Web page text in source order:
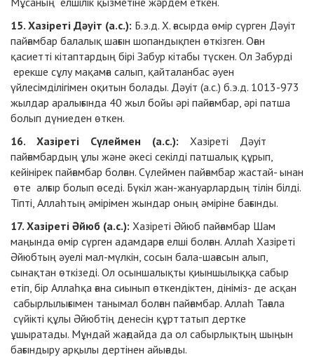
15. Хазіреті Дәуіт (а.с.): Б.э.д. Х. ғасырда өмір сүрген Дәуіт
пайғамбар балалық шағын шопандықпен өткізген. Оған
қасиетті кітаптардың бірі Забур кітабы түскен. Ол Забурді
ерекше сұлу мақамға салып, қайталанбас әуен
үйлесімділігімен оқитын болады. Дәуіт (а.с.) б.э.д. 1013-973
жылдар аралығында 40 жыл бойы әрі пайғамбар, әрі патша
болып дүниеден өткен.
16. Хазіреті Сүлеймен (а.с.): Хазіреті Дәуіт
пайғамбардың ұлы және әкесі секілді патшалық құрып,
кейінірек пайғамбар болған. Сүлеймен пайғамбар жастай- ынан
өте алғыр болып өседі. Бүкіл жан-жануарлардың тілін білді.
Тіпті, Аллаһтың әмірімен жындар оның әміріне бағынды.
17. Хазіреті Әйюб (а.с.): Хазіреті Әйюб пайғамбар Шам
маңында өмір сүрген адамдарға елші болған. Аллаһ Хазіреті
Әйюбтың әуелі мал-мүлкін, сосын бала-шағасын алып,
сынақтан өткізеді. Ол осыншалықты қиыншылыққа сабыр
етіп, бір Аллаһқа ғана сиынып өткендіктен, дініміз- де асқан
сабырлылығымен танымал болған пайғамбар. Аллаһ Тағала
сүйікті құлы Әйюбтің денесін құрттатып дертке
ұшыратады. Мұндай жағдайда да ол сабырлықтың шыңын
бағындыру арқылы дертінен айығады.